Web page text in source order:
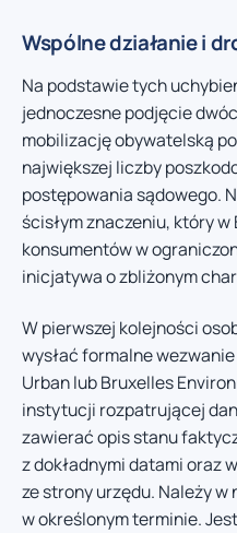
Wspólne działanie i
Na podstawie tych
jednoczesne podjęcie
mobilizację obywatelską
największej liczby
postępowania sądowego.
ścisłym znaczeniu, który
konsumentów w
inicjatywa o zbliżonym
W pierwszej kolejności
wysłać formalne
Urban lub Bruxelles
instytucji rozpatrującej
zawierać opis stanu
z dokładnymi datami oraz
ze strony urzędu. Należy
w określonym terminie.